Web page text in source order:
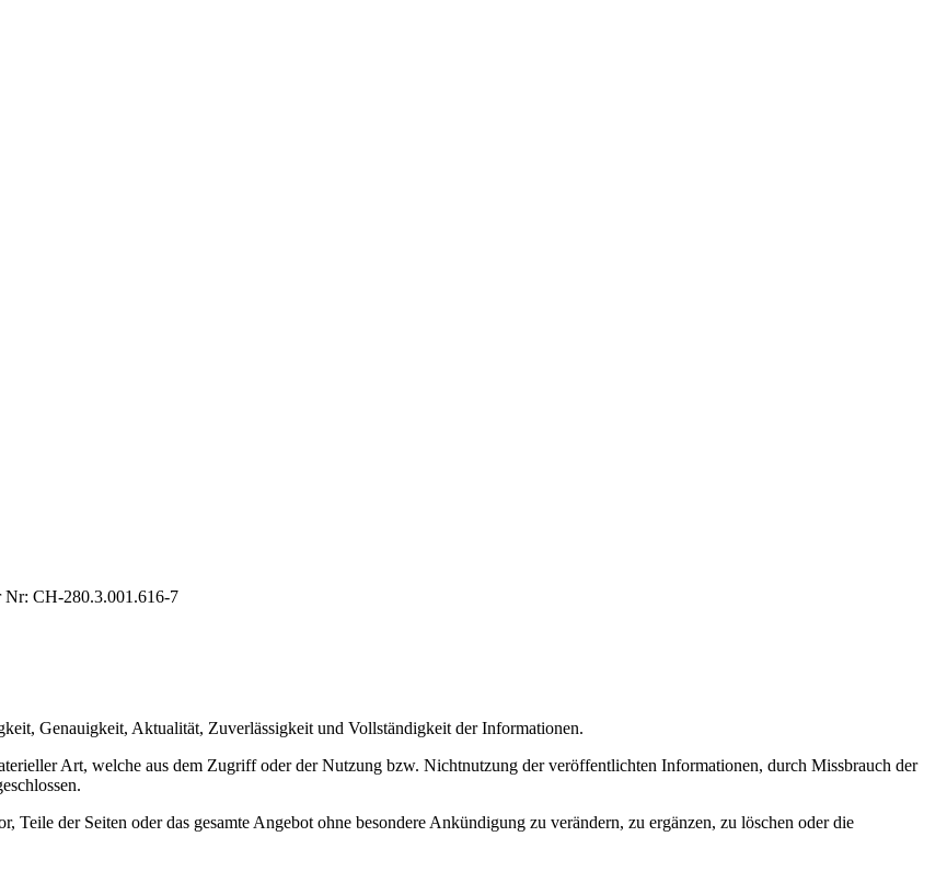
Nr: CH-280.3.001.616-7
Genauigkeit, Aktualität, Zuverlässigkeit und Vollständigkeit der Informationen.
Art, welche aus dem Zugriff oder der Nutzung bzw. Nichtnutzung der veröffentlichten Informationen, durch Missbrauch der
der Seiten oder das gesamte Angebot ohne besondere Ankündigung zu verändern, zu ergänzen, zu löschen oder die